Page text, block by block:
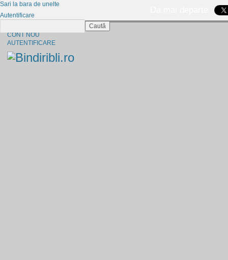
CONT NOU
AUTENTIFICARE
Sari la bara de unelte
Autentificare
Caută